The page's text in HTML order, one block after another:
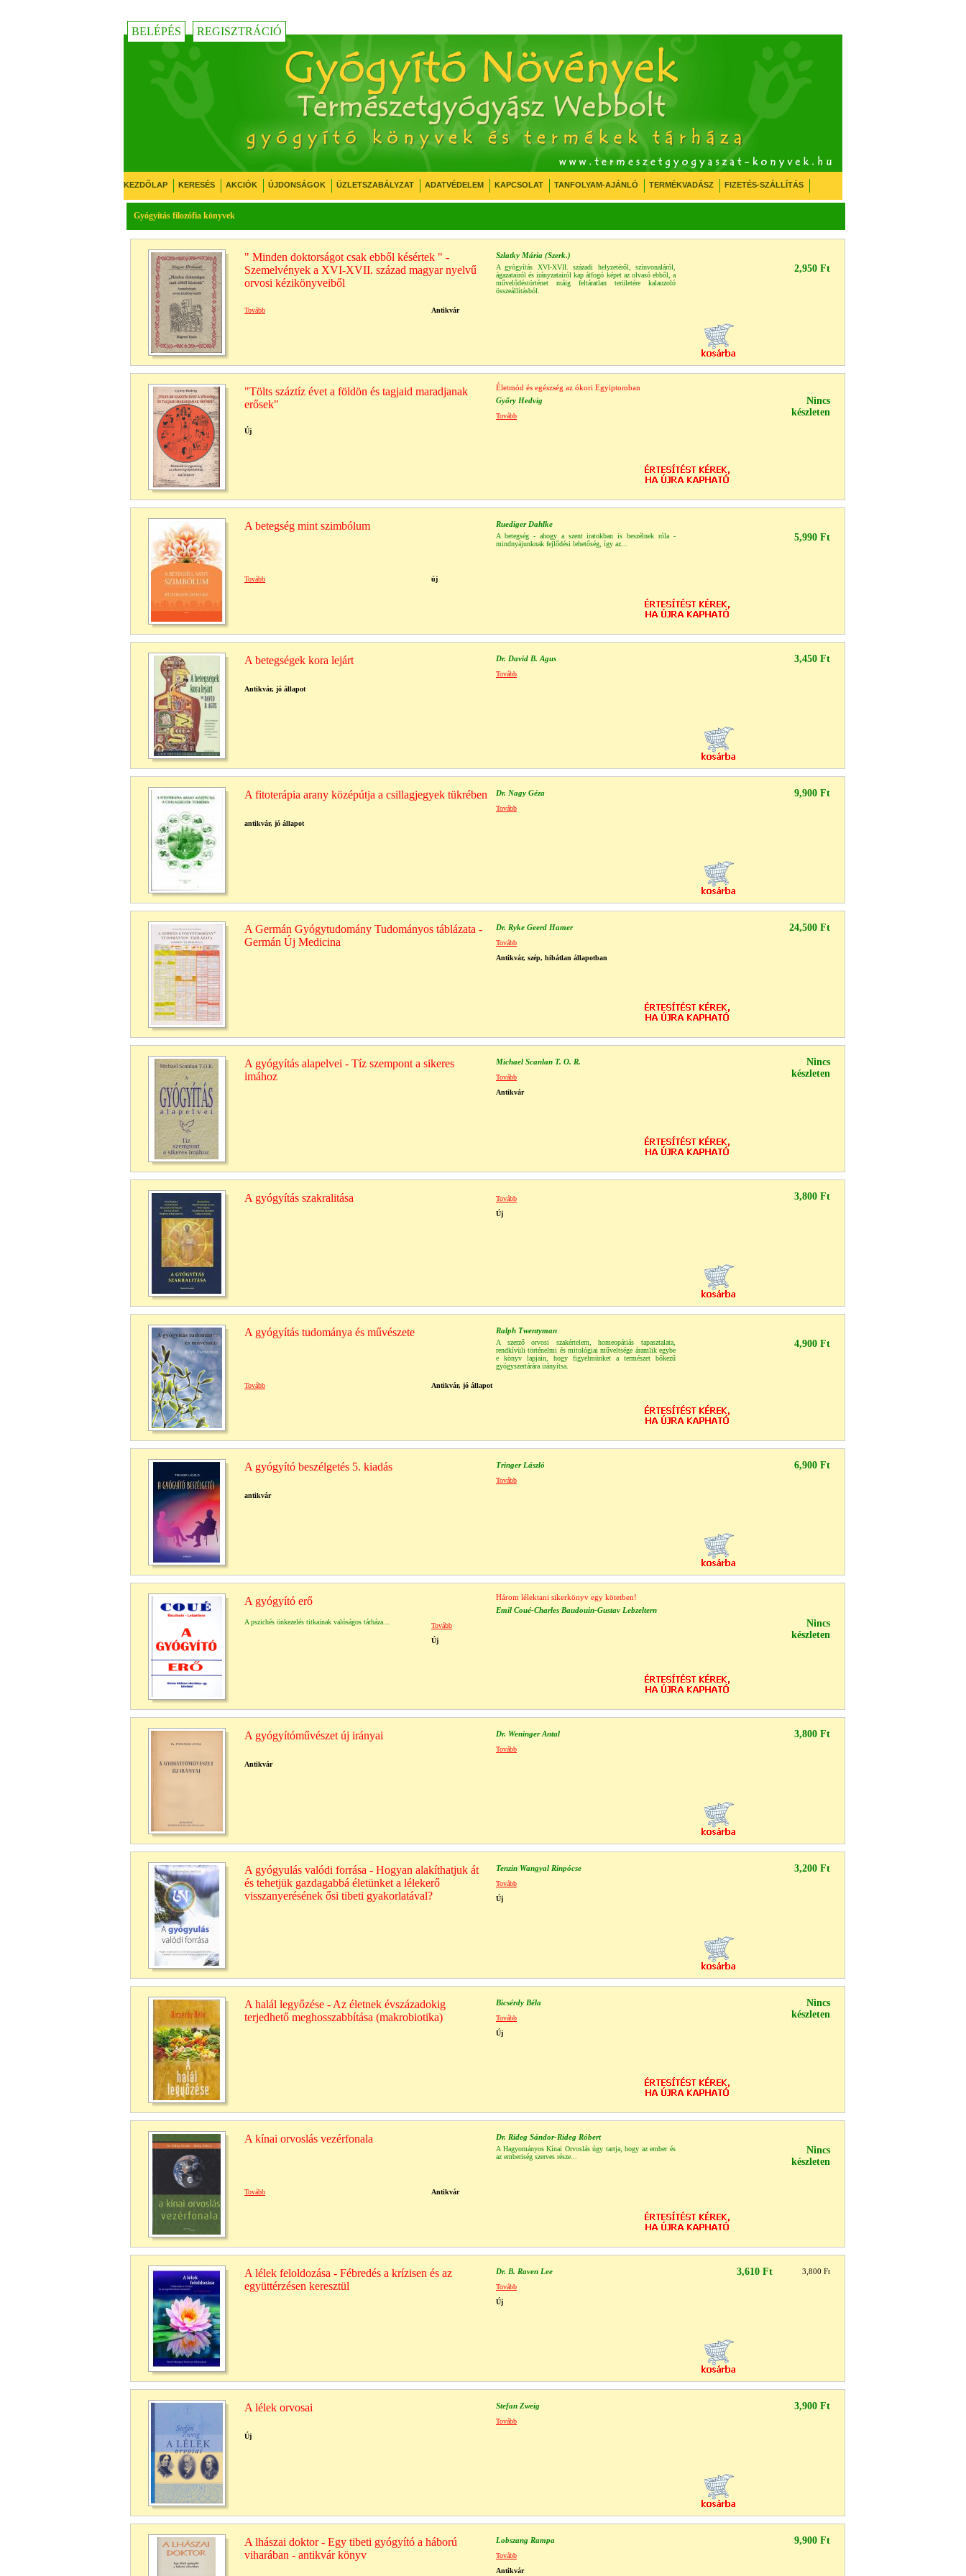
BELÉPÉS REGISZTRÁCIÓ
KEZDŐLAP KERESÉS AKCIÓK ÚJDONSÁGOK ÜZLETSZABÁLYZAT ADATVÉDELEM KAPCSOLAT TANFOLYAM-AJÁNLÓ TERMÉKVADÁSZ FIZETÉS-SZÁLLÍTÁS
Gyógyítás filozófia könyvek
" Minden doktorságot csak ebből késértek " -
Szemelvények a XVI-XVII. század magyar nyelvű
orvosi kézikönyveiből
Szlatky Mária (Szerk.)
A gyógyítás XVI-XVII. századi helyzetéről, színvonaláról,
ágazatairól és irányzatairól kap átfogó képet az olvasó ebből, a
művelődéstörténet máig feltáratlan területére kalauzoló
összeállításból.
2,950 Ft
Tovább Antikvár
"Tölts száztíz évet a földön és tagjaid maradjanak
erősek"
Életmód és egészség az ókori Egyiptomban
Győry Hedvig
Nincs
készleten
Tovább
Új
A betegség mint szimbólum Ruediger Dahlke
A betegség - ahogy a szent iratokban is beszélnek róla -
mindnyájunknak fejlődési lehetőség, így az...
5,990 Ft
Tovább új
A betegségek kora lejárt Dr. David B. Agus 3,450 Ft
Tovább
Antikvár, jó állapot
A fitoterápia arany középútja a csillagjegyek tükrében Dr. Nagy Géza 9,900 Ft
Tovább
antikvár, jó állapot
A Germán Gyógytudomány Tudományos táblázata -
Germán Új Medicina
Dr. Ryke Geerd Hamer 24,500 Ft
Tovább
Antikvár, szép, hibátlan állapotban
A gyógyítás alapelvei - Tíz szempont a sikeres
imához
Michael Scanlan T. O. R.
Nincs
készleten
Tovább
Antikvár
A gyógyítás szakralitása 3,800 Ft
Tovább
Új
A gyógyítás tudománya és művészete Ralph Twentyman
A szerző orvosi szakértelem, homeopátiás tapasztalata,
rendkívüli történelmi és mitológiai műveltsége áramlik egybe
e könyv lapjain, hogy figyelmünket a természet bőkezű
gyógyszertárára irányítsa.
4,900 Ft
Tovább Antikvár, jó állapot
A gyógyító beszélgetés 5. kiadás Tringer László 6,900 Ft
Tovább
antikvár
A gyógyító erő
Három lélektani sikerkönyv egy kötetben!
Emil Coué-Charles Baudouin-Gustav Lebzeltern
A pszichés önkezelés titkainak valóságos tárháza...
Nincs
készleten
Tovább
Új
A gyógyítóművészet új irányai Dr. Weninger Antal 3,800 Ft
Tovább
Antikvár
A gyógyulás valódi forrása - Hogyan alakíthatjuk át
és tehetjük gazdagabbá életünket a lélekerő
visszanyerésének ősi tibeti gyakorlatával?
Tenzin Wangyal Rinpócse 3,200 Ft
Tovább
Új
A halál legyőzése - Az életnek évszázadokig
terjedhető meghosszabbítása (makrobiotika)
Bicsérdy Béla
Nincs
készleten
Tovább
Új
A kínai orvoslás vezérfonala Dr. Rideg Sándor-Rideg Róbert
A Hagyományos Kínai Orvoslás úgy tartja, hogy az ember és
az emberiség szerves része...
Nincs
készleten
Tovább Antikvár
A lélek feloldozása - Fébredés a krízisen és az
együttérzésen keresztül
Dr. B. Raven Lee 3,800 Ft
3,610 Ft
Tovább
Új
A lélek orvosai Stefan Zweig 3,900 Ft
Tovább
Új
A lhászai doktor - Egy tibeti gyógyító a háború
viharában - antikvár könyv
Lobszang Rampa 9,900 Ft
Tovább
Antikvár